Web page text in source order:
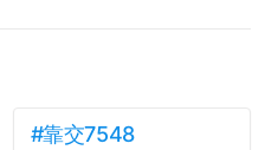
#靠交7548